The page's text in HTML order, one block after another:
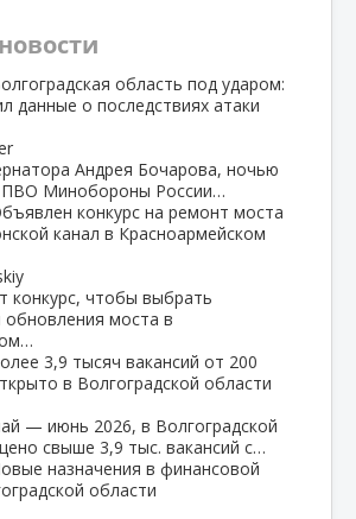
область под ударом:
данные о последствиях атаки
Андрея Бочарова, ночью
ПВО Минобороны России…
конкурс на ремонт моста
канал в Красноармейском
конкурс, чтобы выбрать
обновления моста в
3,9 тысяч вакансий от 200
в Волгоградской области
— июнь 2026, в Волгоградской
свыше 3,9 тыс. вакансий с…
назначения в финансовой
области